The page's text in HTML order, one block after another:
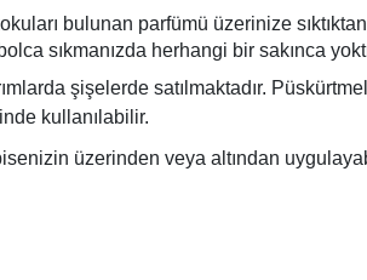
bulunan parfümü üzerinize
sıkmanızda herhangi bir sakınca
şişelerde satılmaktadır.
kullanılabilir.
üzerinden veya altından